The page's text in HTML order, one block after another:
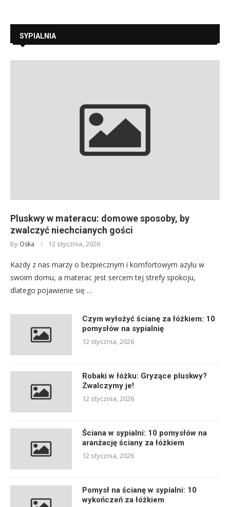
SYPIALNIA
Pluskwy w materacu: domowe sposoby, by
zwalczyć niechcianych gości
by Oska 12 stycznia, 2026
Każdy z nas marzy o bezpiecznym i komfortowym azylu w
swoim domu, a materac jest sercem tej strefy spokoju,
dlatego pojawienie się …
Czym wyłożyć ścianę za łóżkiem: 10
pomysłów na sypialnię
12 stycznia, 2026
Robaki w łóżku: Gryzące pluskwy?
Zwalczymy je!
12 stycznia, 2026
Ściana w sypialni: 10 pomysłów na
aranżację ściany za łóżkiem
12 stycznia, 2026
Pomysł na ścianę w sypialni: 10
wykończeń za łóżkiem